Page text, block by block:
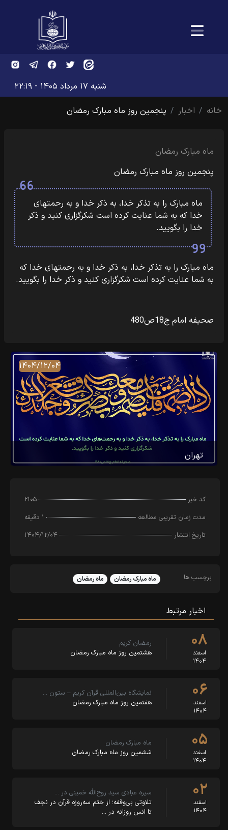
شنبه ۱۷ مرداد ۱۴۰۵ - ۲۲:۱۹
خانه
اخبار پنجمین روز ماه مبارک رمضان
ماه مبارک رمضان
پنجمین روز ماه مبارک رمضان
ماه مبارک را به تذکر خدا، به ذکر خدا و به رحمتهای
خدا که به شما عنایت‏‎ ‎‏کرده است شکرگزاری کنید و ذکر
خدا را بگویید.
ماه مبارک را به تذکر خدا، به ذکر خدا و به رحمتهای خدا که
به شما عنایت‏‎ ‎‏کرده است شکرگزاری کنید و ذکر خدا را بگویید.
صحیفه امام ج18ص480
۱۴۰۴/۱۲/۰۴
تهران
کد خبر
۲۱۰۵
مدت زمان تقریبی مطالعه
۱ دقیقه
تاریخ انتشار
۱۴۰۴/۱۲/۰۴
برچسب ها ماه مبارک رمضان ماه رمضان
اخبار مرتبط
۰۸
اسفند
۱۴۰۴
رمضان کریم
هشتمین روز ماه مبارک رمضان
۰۶
اسفند
۱۴۰۴
نمایشگاه بین‌المللی قرآن کریم – ستون …
هفتمین روز ماه مبارک رمضان
۰۵
اسفند
۱۴۰۴
ماه مبارک رمضان
ششمین روز ماه مبارک رمضان
۰۲
اسفند
۱۴۰۴
سیره عبادی سید روح‌الله خمینی در …
تلاوتی بی‌وقفه؛ از ختم سه‌روزه قرآن در نجف
تا انس روزانه در …